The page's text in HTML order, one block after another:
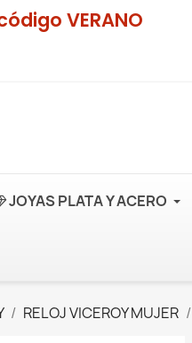
VERANO
JOYAS PLATA Y ACERO
RELOJ VICEROY MUJER